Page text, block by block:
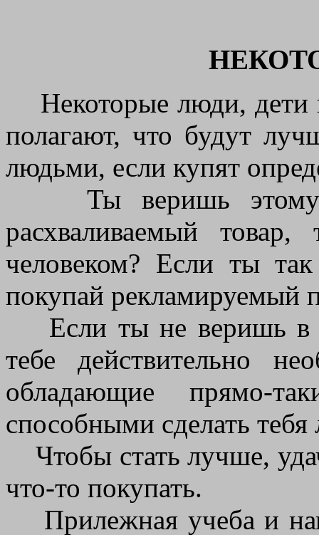
Некоторые люди, дети
полагают, что будут
людьми, если купят
Ты веришь этому?
расхваливаемый
человеком? Если ты
покупай рекламируемый
Если ты не веришь в
тебе действительно
обладающие прямо-
способными сделать
Чтобы стать лучше,
что-то покупать.
Прилежная учеба и